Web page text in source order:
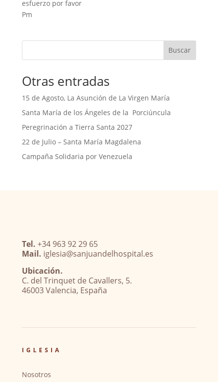
esfuerzo por favor
Pm
Buscar
Otras entradas
15 de Agosto, La Asunción de La Virgen María
Santa María de los Ángeles de la Porciúncula
Peregrinación a Tierra Santa 2027
22 de Julio – Santa María Magdalena
Campaña Solidaria por Venezuela
Tel. +34 963 92 29 65
Mail. iglesia@sanjuandelhospital.es
Ubicación.
C. del Trinquet de Cavallers, 5.
46003 Valencia, España
IGLESIA
Nosotros